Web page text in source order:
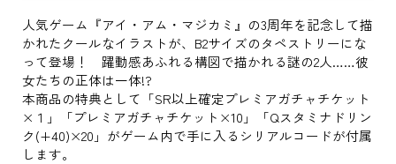
人気ゲーム『アイ・アム・マジカミ』の3周年を記念して描
かれたクールなイラストが、B2サイズのタペストリーにな
って登場！ 躍動感あふれる構図で描かれる謎の2人……彼
女たちの正体は一体!?
本商品の特典として「SR以上確定プレミアガチャチケット
×１」「プレミアガチャチケット×10」「Qスタミナドリン
ク(+40)×20」がゲーム内で手に入るシリアルコードが付属
します。